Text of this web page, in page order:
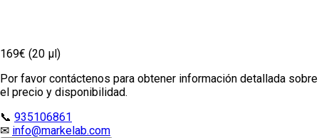
169€ (20 µl)
Por favor contáctenos para obtener información detallada sobre
el precio y disponibilidad.
📞 935106861
✉ info@markelab.com